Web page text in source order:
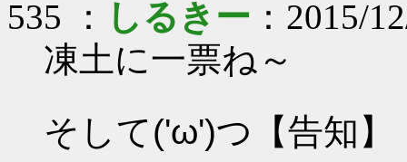
535 ： しるきー ：2015/
凍土に一票ね～
そして('ω')つ【告知】